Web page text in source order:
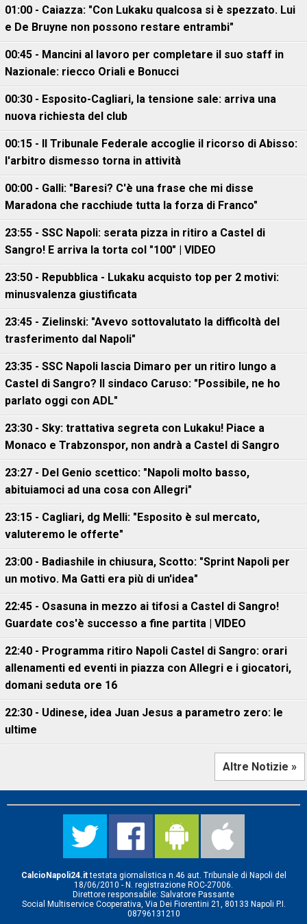
01:00 - Caiazza: "Con Lukaku qualcosa si è spezzato. Lui
e De Bruyne non possono restare entrambi"
00:45 - Mancini al lavoro per completare il suo staff in
Nazionale: riecco Oriali e Bonucci
00:30 - Esposito-Cagliari, la tensione sale: arriva una
nuova richiesta del club
00:15 - Il Tribunale Federale accoglie il ricorso di Abisso:
l'arbitro dismesso torna in attività
00:00 - Galli: "Baresi? C'è una frase che mi disse
Maradona che racchiude tutta la forza di Franco"
23:55 - SSC Napoli: serata pizza in ritiro a Castel di
Sangro! E arriva la torta col "100" | VIDEO
23:50 - Repubblica - Lukaku acquisto top per 2 motivi:
minusvalenza giustificata
23:45 - Zielinski: "Avevo sottovalutato la difficoltà del
trasferimento dal Napoli"
23:35 - SSC Napoli lascia Dimaro per un ritiro lungo a
Castel di Sangro? Il sindaco Caruso: "Possibile, ne ho
parlato oggi con ADL"
23:30 - Sky: trattativa segreta con Lukaku! Piace a
Monaco e Trabzonspor, non andrà a Castel di Sangro
23:27 - Del Genio scettico: "Napoli molto basso,
abituiamoci ad una cosa con Allegri"
23:15 - Cagliari, dg Melli: "Esposito è sul mercato,
valuteremo le offerte"
23:00 - Badiashile in chiusura, Scotto: "Sprint Napoli per
un motivo. Ma Gatti era più di un'idea"
22:45 - Osasuna in mezzo ai tifosi a Castel di Sangro!
Guardate cos'è successo a fine partita | VIDEO
22:40 - Programma ritiro Napoli Castel di Sangro: orari
allenamenti ed eventi in piazza con Allegri e i giocatori,
domani seduta ore 16
22:30 - Udinese, idea Juan Jesus a parametro zero: le
ultime
Altre Notizie »
CalcioNapoli24.ittestata giornalistica n.46 aut. Tribunale di Napoli del
18/06/2010 - N. registrazione ROC-27006.
Direttore responsabile: Salvatore Passante
Social Multiservice Cooperativa, Via Dei Fiorentini 21, 80133 Napoli P.I.
08796131210